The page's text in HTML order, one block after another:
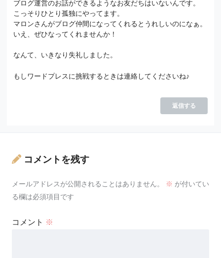
ブログ運営のお話ができるようなお友だちはいないんです。
こっそりひとり孤独にやってます。
マロンさんがブログ仲間になってくれるとうれしいのになぁ。
いえ、ぜひなってくれませんか！
なんて、いきなり失礼しました。
もしワードプレスに挑戦するときは連絡してくださいね♪
返信する
コメントを残す
メールアドレスが公開されることはありません。 ※ が付いてい
る欄は必須項目です
コメント ※